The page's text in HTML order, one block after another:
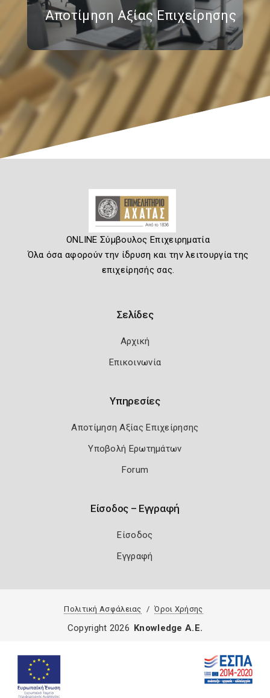
Αποτίμηση Αξίας Επιχείρησης
ONLINE Σύμβουλος Επιχειρηματία
Όλα όσα αφορούν την ίδρυση και την λειτουργία της
επιχείρησής σας.
Σελίδες
Αρχική
Επικοινωνία
Υπηρεσίες
Αποτίμηση Αξίας Επιχείρησης
Υποβολή Ερωτημάτων
Forum
Είσοδος – Εγγραφή
Είσοδος
Εγγραφή
Πολιτική Ασφάλειας Όροι Χρήσης
Copyright 2026 Knowledge A.E.